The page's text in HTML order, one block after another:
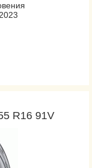
R16 91V